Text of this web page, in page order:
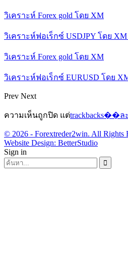
วิเคราะห์ Forex gold โดย XM
วิเคราะห์ฟอเร็กซ์ USDJPY โดย
วิเคราะห์ Forex gold โดย XM
วิเคราะห์ฟอเร็กซ์ EURUSD โดย
Prev Next
ความเห็นถูกปิด แต่trackbacks��ละ
© 2026 - Forextreder2win. All Rights
Website Design: BetterStudio
Sign in